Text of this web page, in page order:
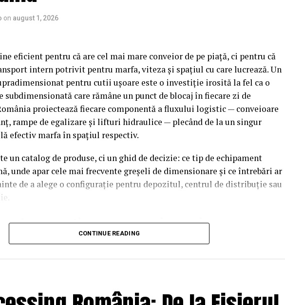
on august 1, 2026
eficient pentru că are cel mai mare conveior de pe piață, ci pentru că
intern potrivit pentru marfa, viteza și spațiul cu care lucrează. Un
pentru cutii ușoare este o investiție irosită la fel ca o
subdimensionată care rămâne un punct de blocaj în fiecare zi de
proiectează fiecare componentă a fluxului logistic — conveioare
rampe de egalizare și lifturi hidraulice — plecând de la un singur
efectiv marfa în spațiul respectiv.
un catalog de produse, ci un ghid de decizie: ce tip de echipament
unde apar cele mai frecvente greșeli de dimensionare și ce întrebări ar
de a alege o configurație pentru depozitul, centrul de distribuție sau
ce transporți, nu ce conveior vrei
tipul de conveior, răspunde la trei întrebări simple: cât cântărește marfa,
și cu ce viteză trebuie să circule prin flux. Aceste trei răspunsuri elimină
tipul de echipament, nu preferința
CONTINUE READING